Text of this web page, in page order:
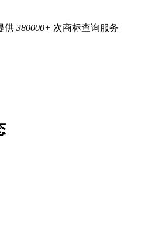
供 380000+ 次商标查询服务